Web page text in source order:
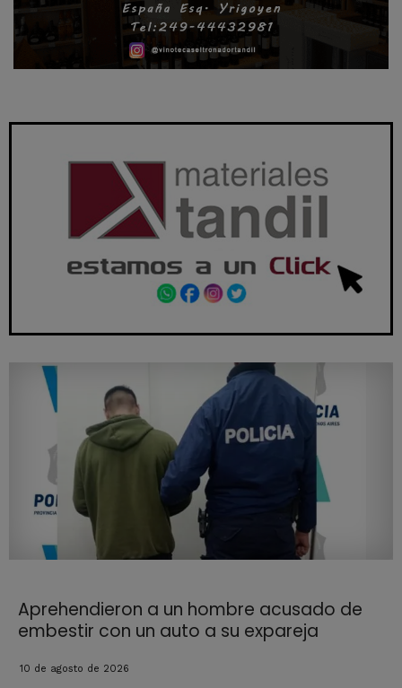
Aprehendieron a un hombre acusado de
embestir con un auto a su expareja
10 de agosto de 2026